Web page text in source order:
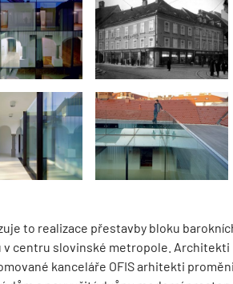
to realizace přestavby bloku
v centru slovinské metropole. Architekti
kanceláře OFIS arhitekti